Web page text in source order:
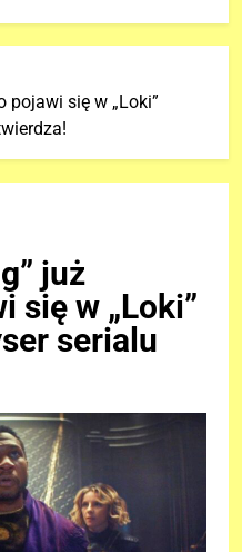
pojawi się w „Loki”
już
się w „Loki”
serialu